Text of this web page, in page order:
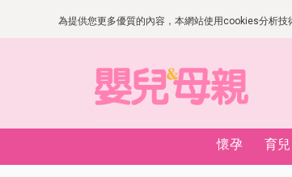
為提供您更多優質的內容，本網站使用cookies分析
懷孕 育兒